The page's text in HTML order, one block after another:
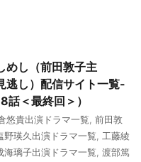
めし（前田敦子主
逃し）配信サイト一覧-
話＜最終回＞）
悠貴出演ドラマ一覧 前田敦
野瑛久出演ドラマ一覧
工藤綾
海璃子出演ドラマ一覧 渡部篤